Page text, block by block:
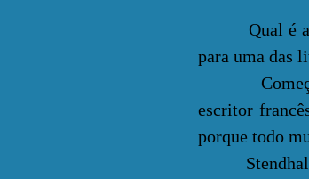
Qual é a
para uma das
Começo
escritor
porque todo
Stendhal